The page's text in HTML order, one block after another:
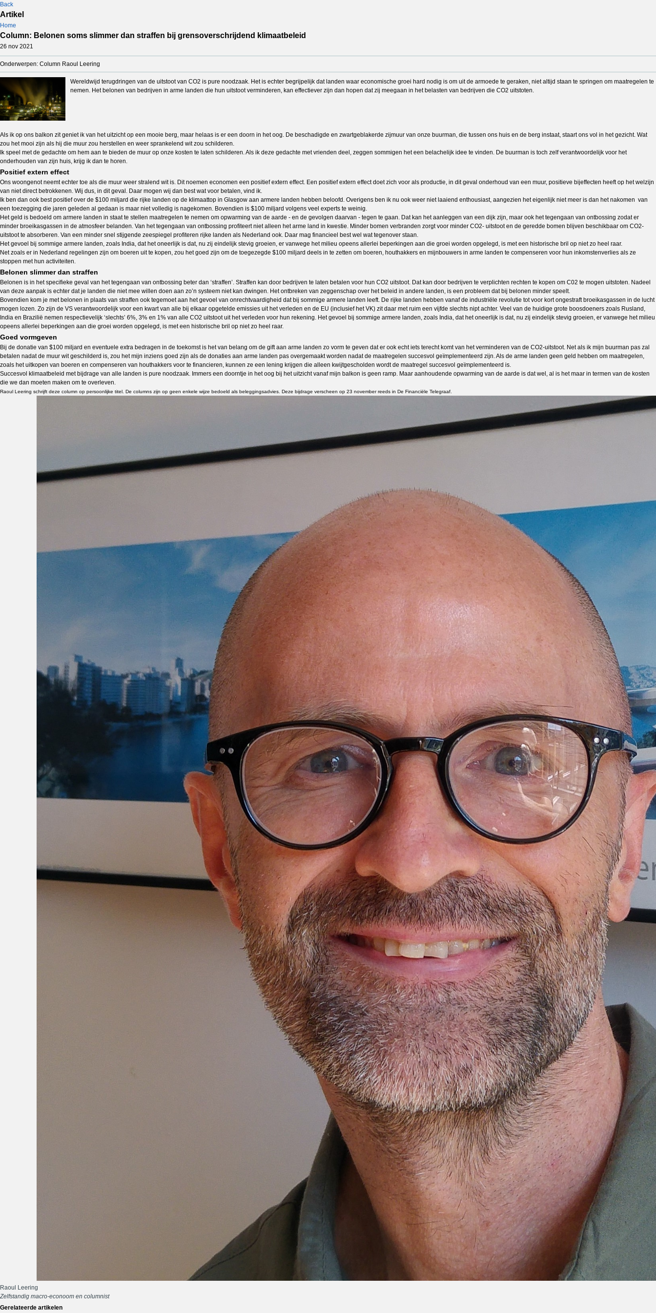
Back
Artikel
Home
Column: Belonen soms slimmer dan straffen bij grensoverschrijdend klimaatbeleid
26 nov 2021
Onderwerpen: Column Raoul Leering
Wereldwijd terugdringen van de uitstoot van CO2 is pure noodzaak. Het is echter begrijpelijk dat landen waar economische groei hard nodig is om uit de armoede te geraken, niet altijd staan te springen om maatregelen te
nemen. Het belonen van bedrijven in arme landen die hun uitstoot verminderen, kan effectiever zijn dan hopen dat zij meegaan in het belasten van bedrijven die CO2 uitstoten.
Als ik op ons balkon zit geniet ik van het uitzicht op een mooie berg, maar helaas is er een doorn in het oog. De beschadigde en zwartgeblakerde zijmuur van onze buurman, die tussen ons huis en de berg instaat, staart ons vol in het gezicht. Wat
zou het mooi zijn als hij die muur zou herstellen en weer sprankelend wit zou schilderen.
Ik speel met de gedachte om hem aan te bieden de muur op onze kosten te laten schilderen. Als ik deze gedachte met vrienden deel, zeggen sommigen het een belachelijk idee te vinden. De buurman is toch zelf verantwoordelijk voor het
onderhouden van zijn huis, krijg ik dan te horen.
Positief extern effect
Ons woongenot neemt echter toe als die muur weer stralend wit is. Dit noemen economen een positief extern effect. Een positief extern effect doet zich voor als productie, in dit geval onderhoud van een muur, positieve bijeffecten heeft op het welzijn
van niet direct betrokkenen. Wij dus, in dit geval. Daar mogen wij dan best wat voor betalen, vind ik.
Ik ben dan ook best positief over de $100 miljard die rijke landen op de klimaattop in Glasgow aan armere landen hebben beloofd. Overigens ben ik nu ook weer niet laaiend enthousiast, aangezien het eigenlijk niet meer is dan het nakomen van
een toezegging die jaren geleden al gedaan is maar niet volledig is nagekomen. Bovendien is $100 miljard volgens veel experts te weinig.
Het geld is bedoeld om armere landen in staat te stellen maatregelen te nemen om opwarming van de aarde - en de gevolgen daarvan - tegen te gaan. Dat kan het aanleggen van een dijk zijn, maar ook het tegengaan van ontbossing zodat er
minder broeikasgassen in de atmosfeer belanden. Van het tegengaan van ontbossing profiteert niet alleen het arme land in kwestie. Minder bomen verbranden zorgt voor minder CO2- uitstoot en de geredde bomen blijven beschikbaar om CO2-
uitstoot te absorberen. Van een minder snel stijgende zeespiegel profiteren rijke landen als Nederland ook. Daar mag financieel best wel wat tegenover staan.
Het gevoel bij sommige armere landen, zoals India, dat het oneerlijk is dat, nu zij eindelijk stevig groeien, er vanwege het milieu opeens allerlei beperkingen aan die groei worden opgelegd, is met een historische bril op niet zo heel raar.
Net zoals er in Nederland regelingen zijn om boeren uit te kopen, zou het goed zijn om de toegezegde $100 miljard deels in te zetten om boeren, houthakkers en mijnbouwers in arme landen te compenseren voor hun inkomstenverlies als ze
stoppen met hun activiteiten.
Belonen slimmer dan straffen
Belonen is in het specifieke geval van het tegengaan van ontbossing beter dan ‘straffen’. Straffen kan door bedrijven te laten betalen voor hun CO2 uitstoot. Dat kan door bedrijven te verplichten rechten te kopen om C02 te mogen uitstoten. Nadeel
van deze aanpak is echter dat je landen die niet mee willen doen aan zo’n systeem niet kan dwingen. Het ontbreken van zeggenschap over het beleid in andere landen, is een probleem dat bij belonen minder speelt.
Bovendien kom je met belonen in plaats van straffen ook tegemoet aan het gevoel van onrechtvaardigheid dat bij sommige armere landen leeft. De rijke landen hebben vanaf de industriële revolutie tot voor kort ongestraft broeikasgassen in de lucht
mogen lozen. Zo zijn de VS verantwoordelijk voor een kwart van alle bij elkaar opgetelde emissies uit het verleden en de EU (inclusief het VK) zit daar met ruim een vijfde slechts nipt achter. Veel van de huidige grote boosdoeners zoals Rusland,
India en Brazilië nemen respectievelijk ‘slechts’ 6%, 3% en 1% van alle CO2 uitstoot uit het verleden voor hun rekening. Het gevoel bij sommige armere landen, zoals India, dat het oneerlijk is dat, nu zij eindelijk stevig groeien, er vanwege het milieu
opeens allerlei beperkingen aan die groei worden opgelegd, is met een historische bril op niet zo heel raar.
Goed vormgeven
Bij de donatie van $100 miljard en eventuele extra bedragen in de toekomst is het van belang om de gift aan arme landen zo vorm te geven dat er ook echt iets terecht komt van het verminderen van de CO2-uitstoot. Net als ik mijn buurman pas zal
betalen nadat de muur wit geschilderd is, zou het mijn inziens goed zijn als de donaties aan arme landen pas overgemaakt worden nadat de maatregelen succesvol geïmplementeerd zijn. Als de arme landen geen geld hebben om maatregelen,
zoals het uitkopen van boeren en compenseren van houthakkers voor te financieren, kunnen ze een lening krijgen die alleen kwijtgescholden wordt de maatregel succesvol geïmplementeerd is.
Succesvol klimaatbeleid met bijdrage van alle landen is pure noodzaak. Immers een doorntje in het oog bij het uitzicht vanaf mijn balkon is geen ramp. Maar aanhoudende opwarming van de aarde is dat wel, al is het maar in termen van de kosten
die we dan moeten maken om te overleven.
Raoul Leering schrijft deze column op persoonlijke titel. De columns zijn op geen enkele wijze bedoeld als beleggingsadvies. Deze bijdrage verscheen op 23 november reeds in De Financiële Telegraaf.
Raoul Leering
Zelfstandig macro-econoom en columnist
Gerelateerde artikelen